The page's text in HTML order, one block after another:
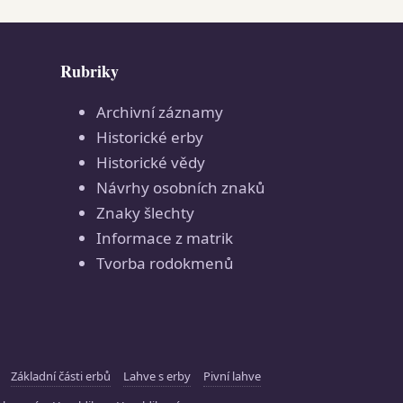
Rubriky
Archivní záznamy
Historické erby
Historické vědy
Návrhy osobních znaků
Znaky šlechty
Informace z matrik
Tvorba rodokmenů
Základní části erbů Lahve s erby
Pivní lahve